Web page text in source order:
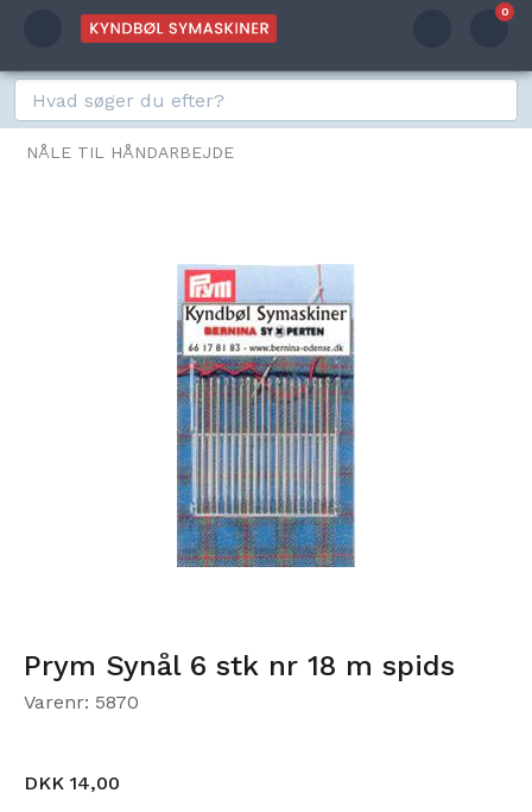
0
NÅLE TIL HÅNDARBEJDE
Prym Synål 6 stk nr 18 m spids
Varenr: 5870
DKK 14,00